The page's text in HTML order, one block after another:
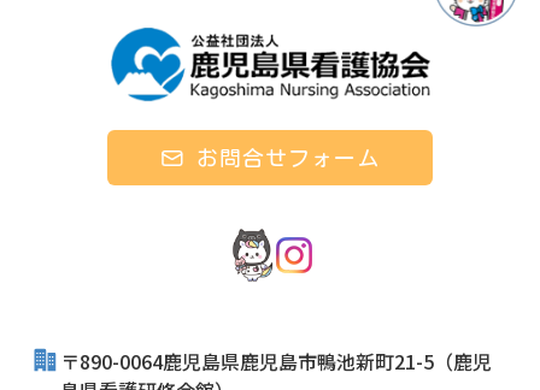
お問合せフォーム
〒890-0064鹿児島県鹿児島市鴨池新町21-5 （鹿児